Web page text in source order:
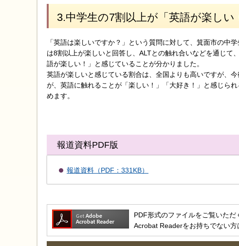
3.中学生の7割以上が「英語が楽し
「英語は楽しいですか？」という質問に対して、箕面市の中
は8割以上が楽しいと回答し、ALTとの触れ合いなどを通じて
語が楽しい！」と感じていることが分かりました。
英語が楽しいと感じている割合は、全国よりも高いですが、
が、英語に触れることが「楽しい！」「大好き！」と感じら
めます。
報道資料PDF版
報道資料（PDF：331KB）
PDF形式のファイルをご覧いた
Acrobat Readerをお持ちでない方